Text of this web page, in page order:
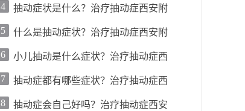
4 抽动症状是什么？治疗抽动症西安附
5 什么是抽动症状？治疗抽动症西安附
6 小儿抽动是什么症状？治疗抽动症西
7 抽动症都有哪些症状？治疗抽动症西
8 抽动症会自己好吗？治疗抽动症西安